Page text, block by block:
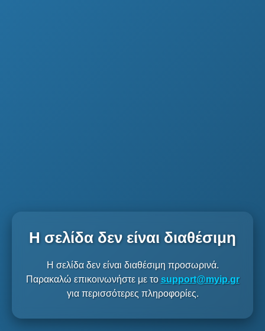
Η σελίδα δεν είναι διαθέσιμη
Η σελίδα δεν είναι διαθέσιμη προσωρινά.
Παρακαλώ επικοινωνήστε με το support@myip.gr
για περισσότερες πληροφορίες.